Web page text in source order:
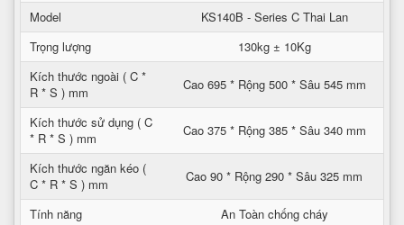
Model
KS140B - Series C Thai Lan
Trọng lượng
130kg ± 10Kg
Kích thước ngoài ( C *
R * S ) mm
Cao 695 * Rộng 500 * Sâu 545 mm
Kích thước sử dụng ( C
* R * S ) mm
Cao 375 * Rộng 385 * Sâu 340 mm
Kích thước ngăn kéo (
C * R * S ) mm
Cao 90 * Rộng 290 * Sâu 325 mm
Tính năng
An Toàn chống cháy